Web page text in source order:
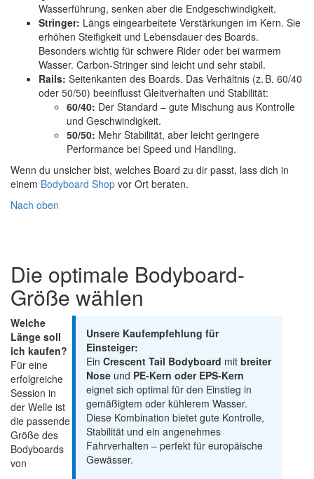
Wasserführung, senken aber die Endgeschwindigkeit.
Stringer: Längs eingearbeitete Verstärkungen im Kern. Sie
erhöhen Steifigkeit und Lebensdauer des Boards.
Besonders wichtig für schwere Rider oder bei warmem
Wasser. Carbon-Stringer sind leicht und sehr stabil.
Rails: Seitenkanten des Boards. Das Verhältnis (z. B. 60/40
oder 50/50) beeinflusst Gleitverhalten und Stabilität:
60/40: Der Standard – gute Mischung aus Kontrolle
und Geschwindigkeit.
50/50: Mehr Stabilität, aber leicht geringere
Performance bei Speed und Handling.
Wenn du unsicher bist, welches Board zu dir passt, lass dich in
einem Bodyboard Shop vor Ort beraten.
Nach oben
Die optimale Bodyboard-
Größe wählen
Unsere Kaufempfehlung für
Einsteiger:
Ein Crescent Tail Bodyboard mit breiter
Nose und PE-Kern oder EPS-Kern
eignet sich optimal für den Einstieg in
gemäßigtem oder kühlerem Wasser.
Diese Kombination bietet gute Kontrolle,
Stabilität und ein angenehmes
Fahrverhalten – perfekt für europäische
Gewässer.
Welche
Länge soll
ich kaufen?
Für eine
erfolgreiche
Session in
der Welle ist
die passende
Größe des
Bodyboards
von